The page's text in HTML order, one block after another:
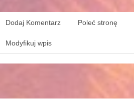
Dodaj Komentarz Poleć stronę
Modyfikuj wpis